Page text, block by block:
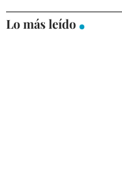
Lo más leído